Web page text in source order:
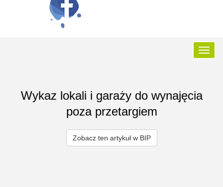
Wykaz lokali i garaży do wynajęcia
poza przetargiem
Zobacz ten artykuł w BIP